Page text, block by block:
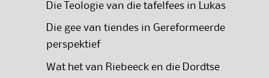
Die Teologie van die tafelfees in Lukas
Die gee van tiendes in Gereformeerde
perspektief
Wat het van Riebeeck en die Dordtse